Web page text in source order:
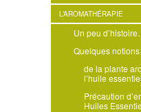
L’AROMATHÉRAPIE
Un peu
Quelques notions
de la plante
l’huile
Précaution
Huiles